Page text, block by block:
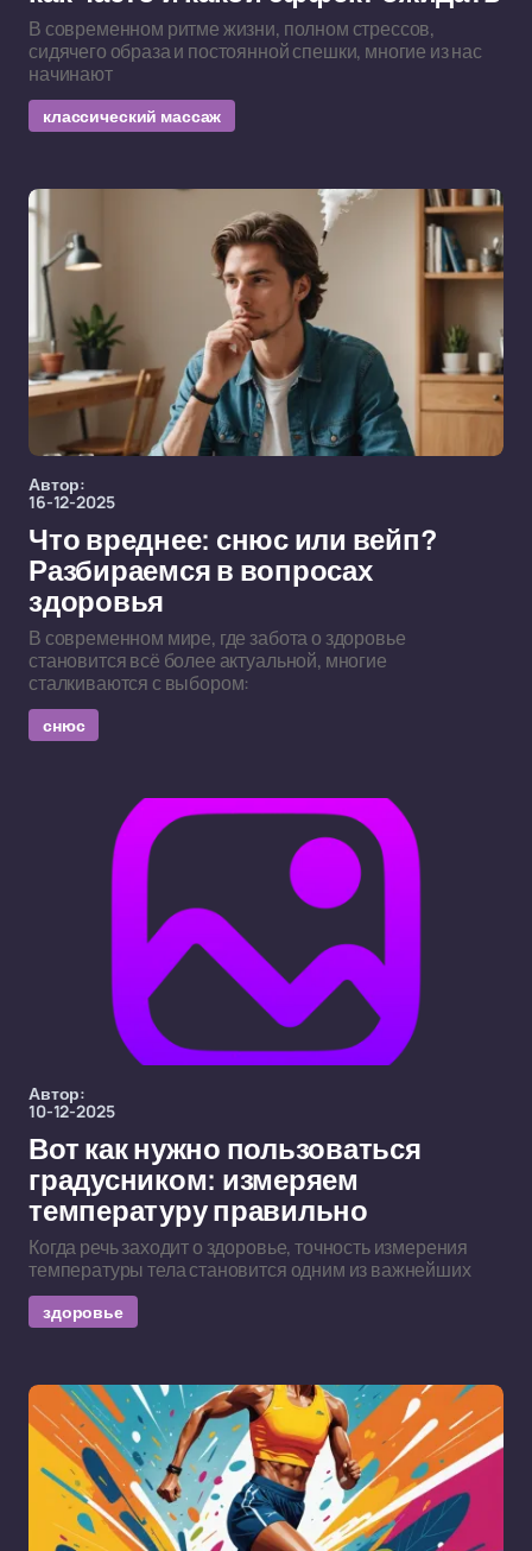
В современном ритме жизни, полном стрессов,
сидячего образа и постоянной спешки, многие из нас
начинают
классический массаж
Автор:
16-12-2025
Что вреднее: снюс или вейп?
Разбираемся в вопросах
здоровья
В современном мире, где забота о здоровье
становится всё более актуальной, многие
сталкиваются с выбором:
снюс
Автор:
10-12-2025
Вот как нужно пользоваться
градусником: измеряем
температуру правильно
Когда речь заходит о здоровье, точность измерения
температуры тела становится одним из важнейших
здоровье